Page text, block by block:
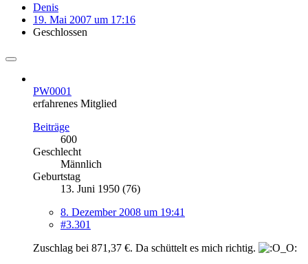
Denis
19. Mai 2007 um 17:16
Geschlossen
PW0001
erfahrenes Mitglied
Beiträge
600
Geschlecht
Männlich
Geburtstag
13. Juni 1950 (76)
8. Dezember 2008 um 19:41
#3.301
Zuschlag bei 871,37 €. Da schüttelt es mich richtig.